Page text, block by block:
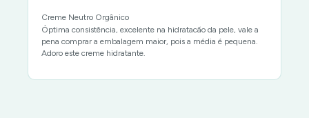
Creme Neutro Orgânico
Óptima consistência, excelente na hidratacão da pele, vale a
pena comprar a embalagem maior, pois a média é pequena.
Adoro este creme hidratante.